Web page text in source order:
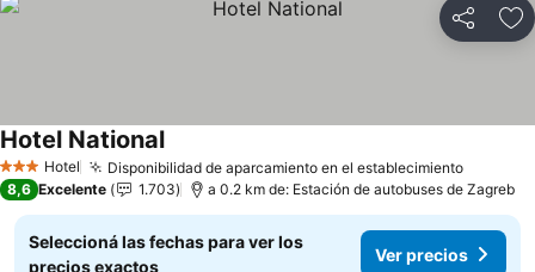
Compartir
3 Estrellas
Hotel Disponibilidad de aparcamiento en el establecimiento
Hotel National
8,6 Excelente 1.703 a 0.2 km de: Estación de autobuses de Zagreb
Seleccioná las fechas para ver los
precios exactos
Ver precios